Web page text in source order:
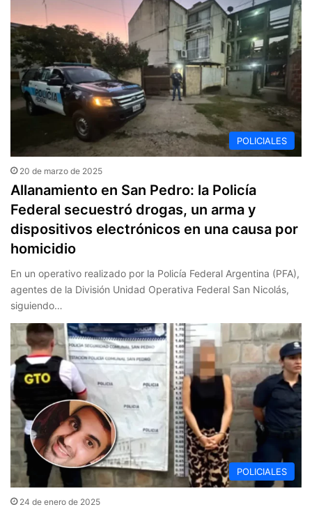
POLICIALES
20 de marzo de 2025
Allanamiento en San Pedro: la Policía
Federal secuestró drogas, un arma y
dispositivos electrónicos en una causa por
homicidio
En un operativo realizado por la Policía Federal Argentina (PFA),
agentes de la División Unidad Operativa Federal San Nicolás,
siguiendo…
POLICIALES
24 de enero de 2025